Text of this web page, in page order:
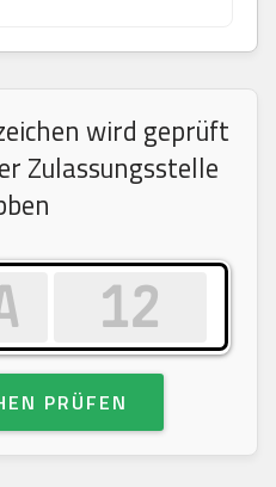
wird geprüft
Zulassungsstelle
PRÜFEN